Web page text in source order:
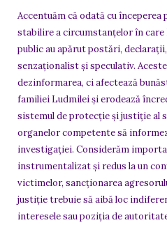
Accentuăm că odată cu
stabilire a circumstanțelor în care
public au apărut postări,
senzaționalist și speculativ.
dezinformarea, ci afectează
familiei Ludmilei și erodează
sistemul de protecție și justiție al
organelor competente să
investigației. Considerăm
instrumentalizat și redus la un
victimelor, sancționarea
justiție trebuie să aibă loc
interesele sau poziția de